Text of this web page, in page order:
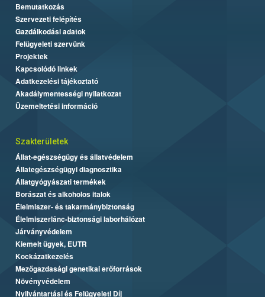
Bemutatkozás
Szervezeti felépítés
Gazdálkodási adatok
Felügyeleti szervünk
Projektek
Kapcsolódó linkek
Adatkezelési tájékoztató
Akadálymentességi nyilatkozat
Üzemeltetési információ
Szakterületek
Állat-egészségügy és állatvédelem
Állategészségügyi diagnosztika
Állatgyógyászati termékek
Borászat és alkoholos italok
Élelmiszer- és takarmánybiztonság
Élelmiszerlánc-biztonsági laborhálózat
Járványvédelem
Kiemelt ügyek, EUTR
Kockázatkezelés
Mezőgazdasági genetikai erőforrások
Növényvédelem
Nyilvántartási és Felügyeleti Díj